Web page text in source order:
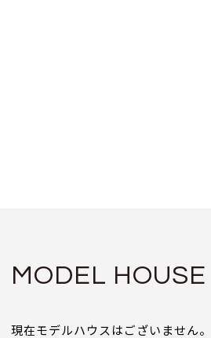
MODEL HOUSE
現在モデルハウスはございません。